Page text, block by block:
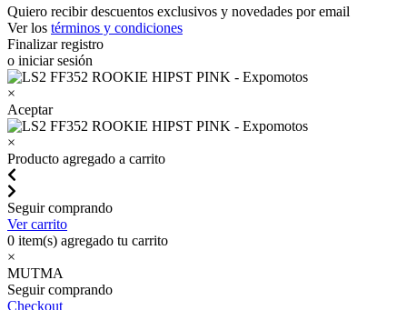
Quiero recibir descuentos exclusivos y novedades por email
Ver los términos y condiciones
Finalizar registro
o iniciar sesión
×
Aceptar
×
Producto agregado a carrito
Seguir comprando
Ver carrito
0 item(s) agregado tu carrito
×
MUTMA
Seguir comprando
Checkout